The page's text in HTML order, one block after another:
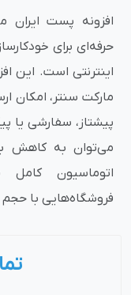
افزونه پست ایران
حرفه‌ای برای
اینترنتی است. این
مارکت سنتر، امکان
پیشتاز، سفارشی یا
می‌توان به کاهش
اتوماسیون
فروشگاه‌هایی با